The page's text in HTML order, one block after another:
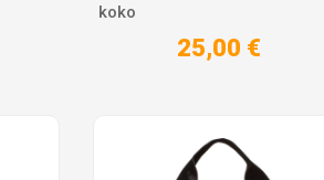
koko
25,00 €